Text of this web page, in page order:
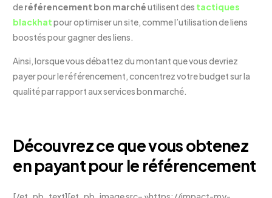
deréférencement bon marchéutilisent des tactiques
blackhatpour optimiser un site, comme l’utilisation de liens
boostés pour gagner des liens.
Ainsi, lorsque vous débattez du montant que vous devriez
payer pour le référencement, concentrez votre budget sur la
qualité par rapport aux services bon marché.
Découvrez ce que vous obtenez
en payant pour le référencement